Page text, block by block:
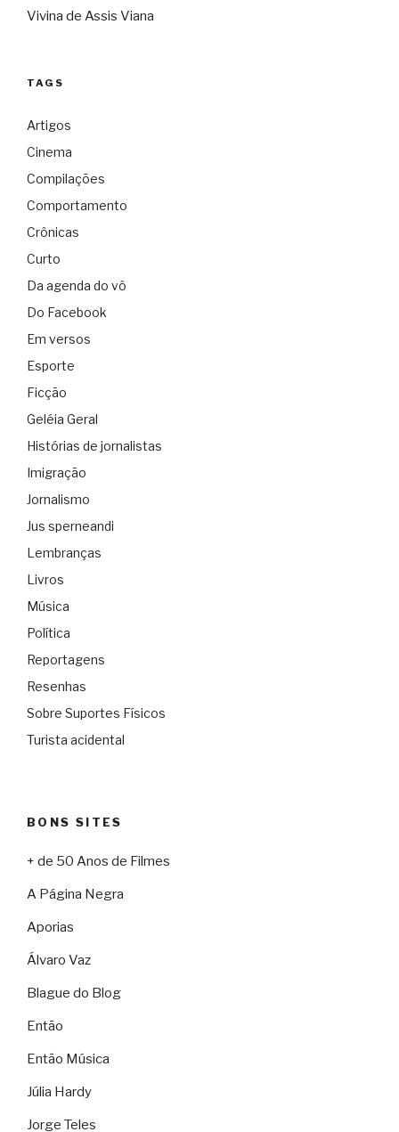
Vivina de Assis Viana
TAGS
Artigos
Cinema
Compilações
Comportamento
Crônicas
Curto
Da agenda do vô
Do Facebook
Em versos
Esporte
Ficção
Geléia Geral
Histórias de jornalistas
Imigração
Jornalismo
Jus sperneandi
Lembranças
Livros
Música
Política
Reportagens
Resenhas
Sobre Suportes Físicos
Turista acidental
BONS SITES
+ de 50 Anos de Filmes
A Página Negra
Aporias
Álvaro Vaz
Blague do Blog
Então
Então Música
Júlia Hardy
Jorge Teles